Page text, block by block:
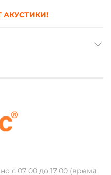
АКУСТИКИ!
с 07:00 до 17:00 (время